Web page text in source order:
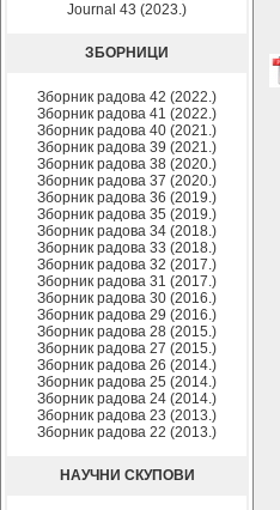
Journal 43 (2023.)
ЗБОРНИЦИ
Зборник радова 42 (2022.)
Зборник радова 41 (2022.)
Зборник радова 40 (2021.)
Зборник радова 39 (2021.)
Зборник радова 38 (2020.)
Зборник радова 37 (2020.)
Зборник радова 36 (2019.)
Зборник радова 35 (2019.)
Зборник радова 34 (2018.)
Зборник радова 33 (2018.)
Зборник радова 32 (2017.)
Зборник радова 31 (2017.)
Зборник радова 30 (2016.)
Зборник радова 29 (2016.)
Зборник радова 28 (2015.)
Зборник радова 27 (2015.)
Зборник радова 26 (2014.)
Зборник радова 25 (2014.)
Зборник радова 24 (2014.)
Зборник радова 23 (2013.)
Зборник радова 22 (2013.)
НАУЧНИ СКУПОВИ